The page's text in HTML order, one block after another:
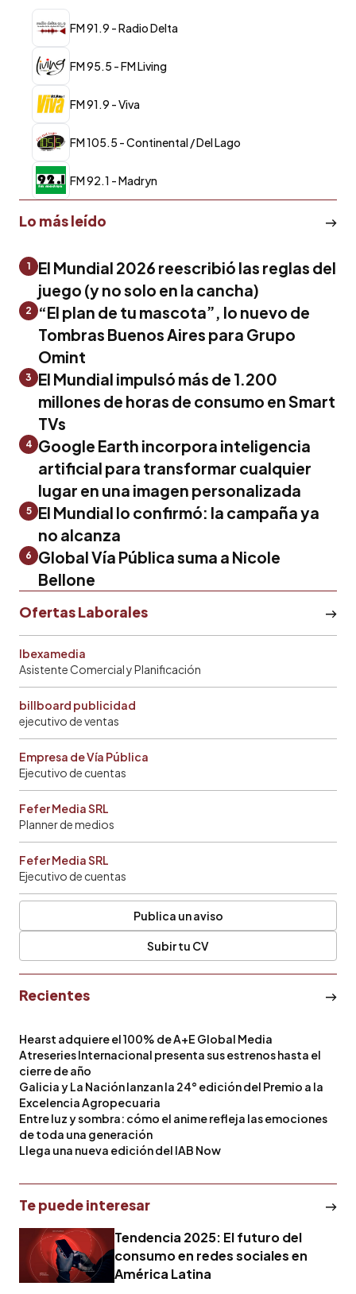
FM 91.9 - Radio Delta
FM 95.5 - FM Living
FM 91.9 - Viva
FM 105.5 - Continental / Del Lago
FM 92.1 - Madryn
Lo más leído
1
El Mundial 2026 reescribió las reglas del
juego (y no solo en la cancha)
2
“El plan de tu mascota”, lo nuevo de
Tombras Buenos Aires para Grupo
Omint
3
El Mundial impulsó más de 1.200
millones de horas de consumo en Smart
TVs
4 Google Earth incorpora inteligencia
artificial para transformar cualquier
lugar en una imagen personalizada
5
El Mundial lo confirmó: la campaña ya
no alcanza
6
Global Vía Pública suma a Nicole
Bellone
Ofertas Laborales
Ibexamedia
Asistente Comercial y Planificación
billboard publicidad
ejecutivo de ventas
Empresa de Vía Pública
Ejecutivo de cuentas
Fefer Media SRL
Planner de medios
Fefer Media SRL
Ejecutivo de cuentas
Publica un aviso
Subir tu CV
Recientes
Hearst adquiere el 100% de A+E Global Media
Atreseries Internacional presenta sus estrenos hasta el
cierre de año
Galicia y La Nación lanzan la 24° edición del Premio a la
Excelencia Agropecuaria
Entre luz y sombra: cómo el anime refleja las emociones
de toda una generación
Llega una nueva edición del IAB Now
Te puede interesar
Tendencia 2025: El futuro del
consumo en redes sociales en
América Latina